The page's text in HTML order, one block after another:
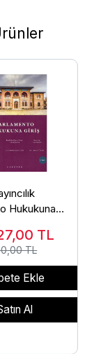
Hukukuna
/ Ömer
/ Ozan
TL
TL
Ekle
Al